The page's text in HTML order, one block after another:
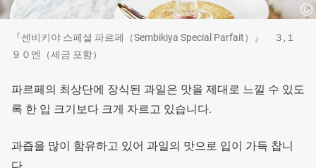
『센비키야 스페셜 파르페（Sembikiya Special Parfait）』 ３,１
９０엔（세금 포함）
파르페의 최상단에 장식된 과일은 맛을 제대로 느낄 수 있도
록 한 입 크기보다 크게 자르고 있습니다.
과즙을 많이 함유하고 있어 과일의 맛으로 입이 가득 찹니